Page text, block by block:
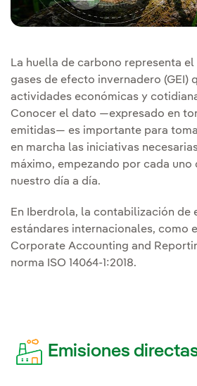
La huella de carbono representa
gases de efecto invernadero (GEI)
actividades económicas y
Conocer el dato —expresado en
emitidas— es importante para
en marcha las iniciativas
máximo, empezando por cada uno
nuestro día a día.
En Iberdrola, la contabilización de
estándares internacionales, como
Corporate Accounting and
norma ISO 14064-1:2018.
Emisiones